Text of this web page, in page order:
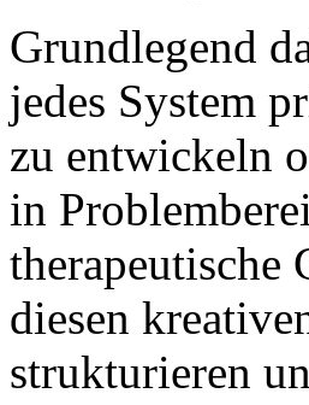
Grundlegend
jedes System
zu entwickeln
in
therapeutische
diesen
strukturieren